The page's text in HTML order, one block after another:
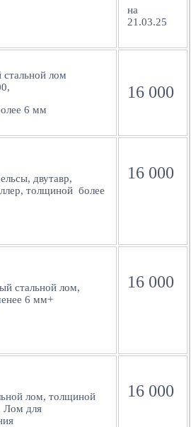
на
21.03.25
лом
6 мм
16 000
двутавр,
толщиной более
16 000
стальной лом,
6 мм+
16 000
лом, толщиной
Лом для
16 000